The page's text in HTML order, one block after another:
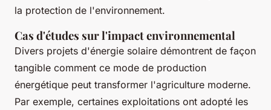
la protection de l'environnement.
Cas d'études sur l'impact environnemental
Divers projets d'énergie solaire démontrent de façon
tangible comment ce mode de production
énergétique peut transformer l'agriculture moderne.
Par exemple, certaines exploitations ont adopté les